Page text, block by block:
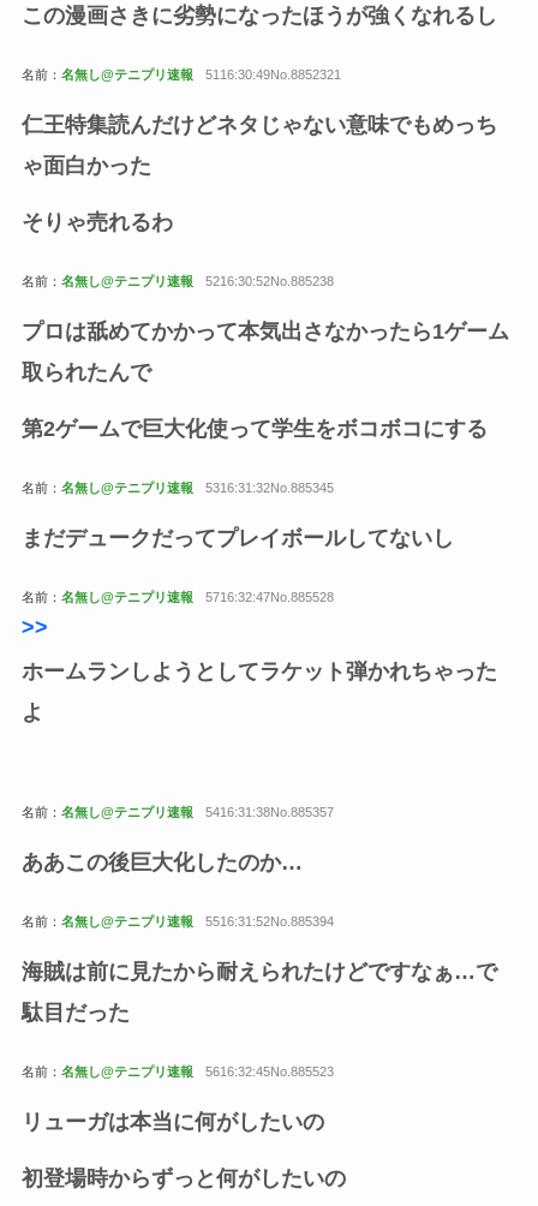
この漫画さきに劣勢になったほうが強くなれるし
名前： 名無し@テニプリ速報 5116:30:49No.8852321
仁王特集読んだけどネタじゃない意味でもめっち
ゃ面白かった
そりゃ売れるわ
名前： 名無し@テニプリ速報 5216:30:52No.885238
プロは舐めてかかって本気出さなかったら1ゲーム
取られたんで
第2ゲームで巨大化使って学生をボコボコにする
名前： 名無し@テニプリ速報 5316:31:32No.885345
まだデュークだってプレイボールしてないし
名前： 名無し@テニプリ速報 5716:32:47No.885528
>>
ホームランしようとしてラケット弾かれちゃった
よ
名前： 名無し@テニプリ速報 5416:31:38No.885357
ああこの後巨大化したのか…
名前： 名無し@テニプリ速報 5516:31:52No.885394
海賊は前に見たから耐えられたけどですなぁ…で
駄目だった
名前： 名無し@テニプリ速報 5616:32:45No.885523
リューガは本当に何がしたいの
初登場時からずっと何がしたいの